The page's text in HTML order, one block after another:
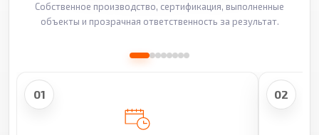
Собственное производство, сертификация, выполненные
объекты и прозрачная ответственность за результат.
01 02